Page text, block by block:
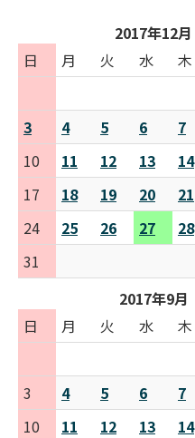
2017年12月
日
月 火 水 木
3
4 5 6 7
10
11 12 13 14
17
18 19 20 21
24
25 26 27 28
31
2017年9月
日
月 火 水 木
3
4 5 6 7
10
11 12 13 14